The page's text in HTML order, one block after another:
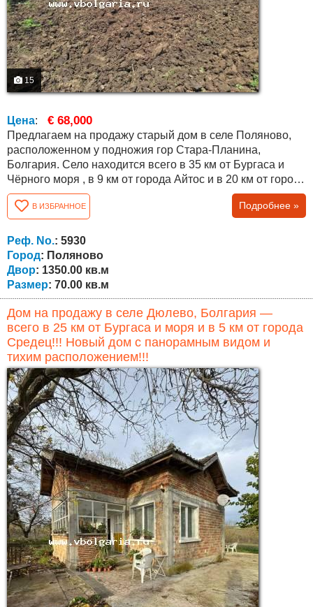
15
Цена: € 68,000
Предлагаем на продажу старый дом в селе Поляново,
расположенном у подножия гор Стара-Планина,
Болгария. Село находится всего в 35 км от Бургаса и
Чёрного моря , в 9 км от города Айтос и в 20 км от города
Карнобат, что обеспечивает удобный доступ ко всем
необходимым услугам и коммуникациям. Объект
представляет собой дом с прочной конструкцией,
подходящий для освежения, ремонта и модернизации в
соответствии с предпочтениями нового...
В ИЗБРАННОЕ Подробнее »
Реф. No.: 5930
Город: Поляново
Двор: 1350.00 кв.м
Размер: 70.00 кв.м
Дом на продажу в селе Дюлево, Болгария —
всего в 25 км от Бургаса и моря и в 5 км от города
Средец!!! Новый дом с панорамным видом и
тихим расположением!!!